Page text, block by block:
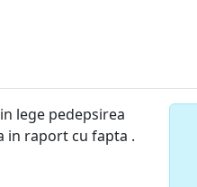
lege pedepsirea
in raport cu fapta .